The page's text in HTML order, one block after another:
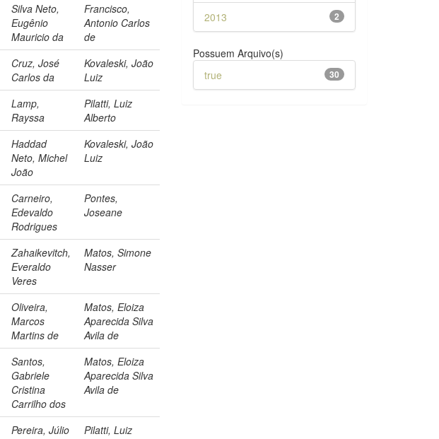
Silva Neto,
Eugênio
Mauricio da
Francisco,
Antonio Carlos
de
Cruz, José
Carlos da
Kovaleski, João
Luiz
Lamp,
Rayssa
Pilatti, Luiz
Alberto
Haddad
Neto, Michel
João
Kovaleski, João
Luiz
Carneiro,
Edevaldo
Rodrigues
Pontes,
Joseane
Zahaikevitch,
Everaldo
Veres
Matos, Simone
Nasser
Oliveira,
Marcos
Martins de
Matos, Eloiza
Aparecida Silva
Avila de
Santos,
Gabriele
Cristina
Carrilho dos
Matos, Eloiza
Aparecida Silva
Avila de
Pereira, Júlio
Pilatti, Luiz
2
2013
Possuem Arquivo(s)
30
true